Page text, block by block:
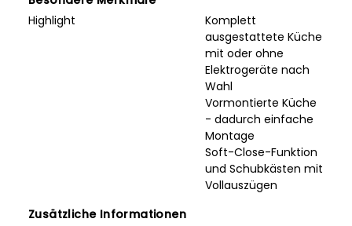
Highlight
Komplett
ausgestattete Küche
mit oder ohne
Elektrogeräte nach
Wahl
Vormontierte Küche
- dadurch einfache
Montage
Soft-Close-Funktion
und Schubkästen mit
Vollauszügen
Zusätzliche Informationen